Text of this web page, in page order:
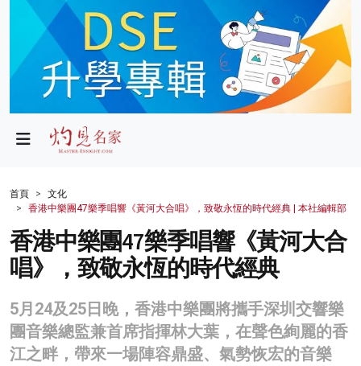
政局
財經
生活
健康
商業
科技
影片
首頁
文化
香港中樂團47樂季唱響《黃河大合唱》，致敬永恆的時代經典 | 本社編輯部
香港中樂團47樂季唱響《黃河大合
唱》，致敬永恆的時代經典
5月24及25日晚，香港中樂團將攜手深圳交響樂
團音樂總監兼首席指揮林大葉，在聲色絢麗的香
江之畔，帶來一場陣容鼎盛、氣勢恢宏的音樂